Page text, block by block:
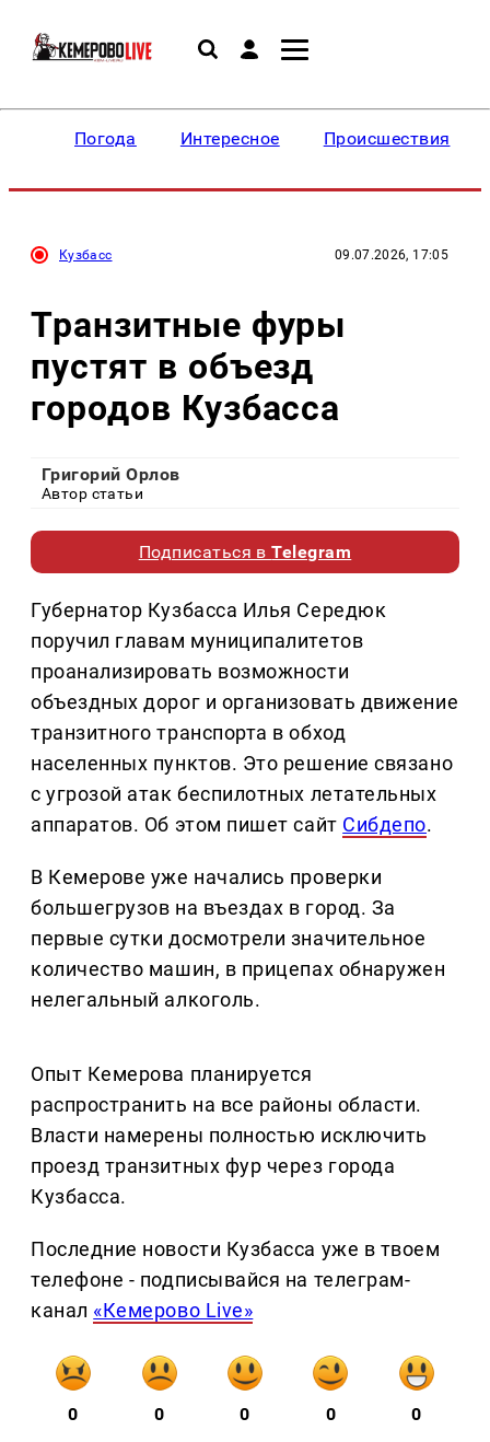
Погода Интересное Происшествия
Кузбасс 09.07.2026, 17:05
Транзитные фуры
пустят в объезд
городов Кузбасса
Григорий Орлов
Автор статьи
Подписаться вTelegram
Губернатор Кузбасса Илья Середюк
поручил главам муниципалитетов
проанализировать возможности
объездных дорог и организовать движение
транзитного транспорта в обход
населенных пунктов. Это решение связано
с угрозой атак беспилотных летательных
аппаратов. Об этом пишет сайт Сибдепо.
В Кемерове уже начались проверки
большегрузов на въездах в город. За
первые сутки досмотрели значительное
количество машин, в прицепах обнаружен
нелегальный алкоголь.
Опыт Кемерова планируется
распространить на все районы области.
Власти намерены полностью исключить
проезд транзитных фур через города
Кузбасса.
Последние новости Кузбасса уже в твоем
телефоне - подписывайся на телеграм-
канал «Кемерово Live»
0 0 0 0 0